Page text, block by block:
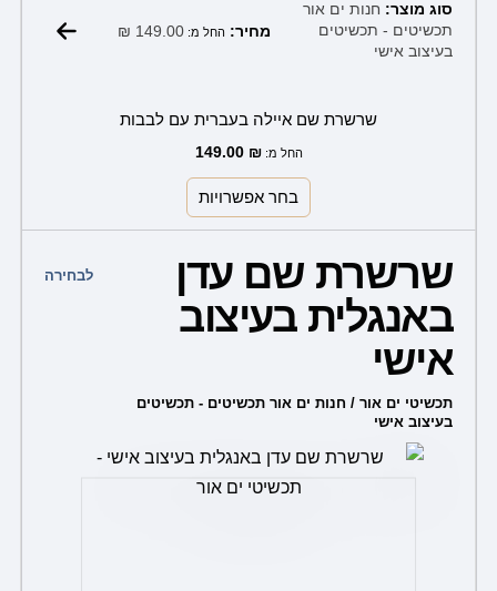
סוג מוצר: חנות ים אור
תכשיטים - תכשיטים
בעיצוב אישי
מחיר: החל מ: 149.00
₪
שרשרת שם איילה בעברית עם לבבות
החל מ: 149.00 ₪
בחר אפשרויות
שרשרת שם עדן
באנגלית בעיצוב
אישי
תכשיטי ים אור / חנות ים אור תכשיטים - תכשיטים
בעיצוב אישי
לבחירה
זה
יש
מספר
את